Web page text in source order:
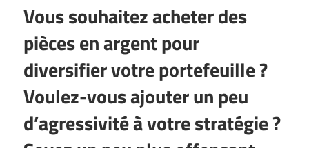
Vous souhaitez acheter des
pièces en argent pour
diversifier votre portefeuille ?
Voulez-vous ajouter un peu
d’agressivité à votre stratégie ?